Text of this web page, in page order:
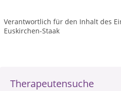
Therapeutensuche
Verantwortlich für den Inhalt des
Euskirchen-Staak